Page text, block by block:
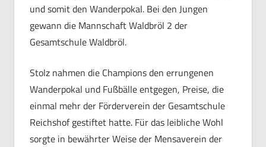
und somit den Wanderpokal. Bei den Jungen
gewann die Mannschaft Waldbröl 2 der
Gesamtschule Waldbröl.
Stolz nahmen die Champions den errungenen
Wanderpokal und Fußbälle entgegen, Preise, die
einmal mehr der Förderverein der Gesamtschule
Reichshof gestiftet hatte. Für das leibliche Wohl
sorgte in bewährter Weise der Mensaverein der